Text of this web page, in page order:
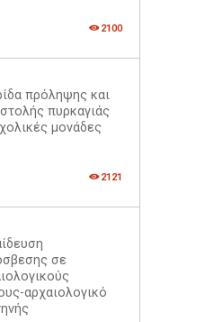
2100
πρόληψης και
πυρκαγιάς
μονάδες
2121
σε
αρχαιολογικό